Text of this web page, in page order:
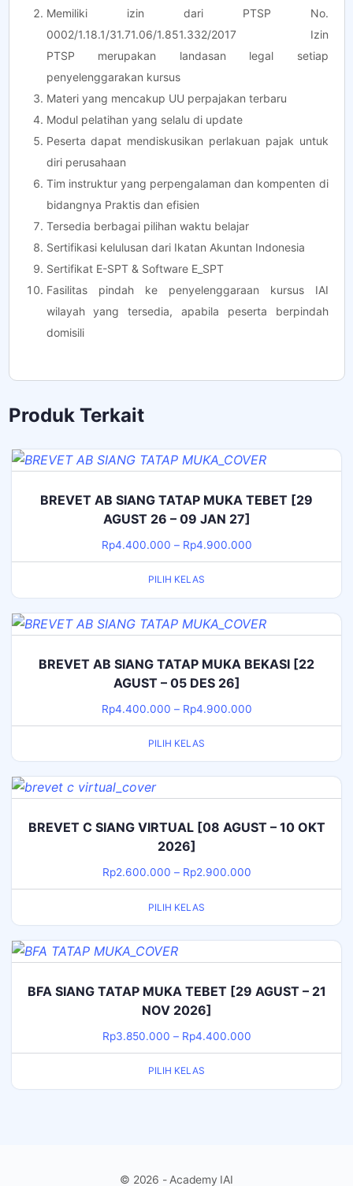
Memiliki izin dari PTSP No.
0002/1.18.1/31.71.06/1.851.332/2017 Izin
PTSP merupakan landasan legal setiap
penyelenggarakan kursus
Materi yang mencakup UU perpajakan terbaru
Modul pelatihan yang selalu di update
Peserta dapat mendiskusikan perlakuan pajak untuk
diri perusahaan
Tim instruktur yang perpengalaman dan kompenten di
bidangnya Praktis dan efisien
Tersedia berbagai pilihan waktu belajar
Sertifikasi kelulusan dari Ikatan Akuntan Indonesia
Sertifikat E-SPT & Software E_SPT
Fasilitas pindah ke penyelenggaraan kursus IAI
wilayah yang tersedia, apabila peserta berpindah
domisili
Produk Terkait
BREVET AB SIANG TATAP MUKA TEBET [29
AGUST 26 – 09 JAN 27]
Rp4.400.000 – Rp4.900.000
PILIH KELAS
BREVET AB SIANG TATAP MUKA BEKASI [22
AGUST – 05 DES 26]
Rp4.400.000 – Rp4.900.000
PILIH KELAS
BREVET C SIANG VIRTUAL [08 AGUST – 10 OKT
2026]
Rp2.600.000 – Rp2.900.000
PILIH KELAS
BFA SIANG TATAP MUKA TEBET [29 AGUST – 21
NOV 2026]
Rp3.850.000 – Rp4.400.000
PILIH KELAS
© 2026 - Academy IAI